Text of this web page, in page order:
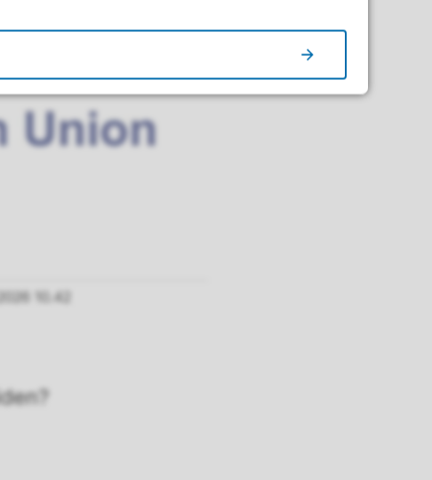
10.42